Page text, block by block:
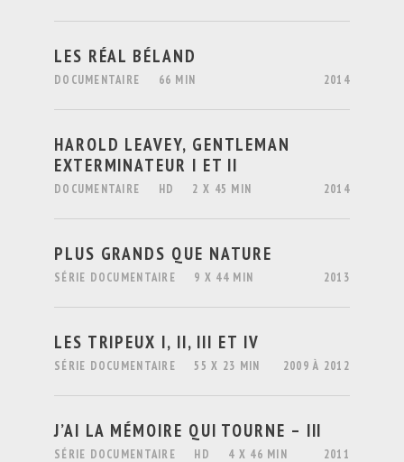
LES RÉAL BÉLAND
DOCUMENTAIRE 66 MIN 2014
HAROLD LEAVEY, GENTLEMAN
EXTERMINATEUR I ET II
DOCUMENTAIRE HD 2 X 45 MIN 2014
PLUS GRANDS QUE NATURE
SÉRIE DOCUMENTAIRE 9 X 44 MIN 2013
LES TRIPEUX I, II, III ET IV
SÉRIE DOCUMENTAIRE 55 X 23 MIN 2009 À 2012
J’AI LA MÉMOIRE QUI TOURNE – III
SÉRIE DOCUMENTAIRE HD 4 X 46 MIN 2011